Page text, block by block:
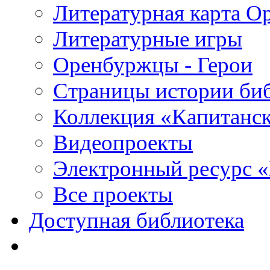
Литературная карта
Литературные игры
Оренбуржцы - Герои
Страницы истории
Коллекция
Видеопроекты
Электронный ресурс
Все проекты
Доступная библиотека